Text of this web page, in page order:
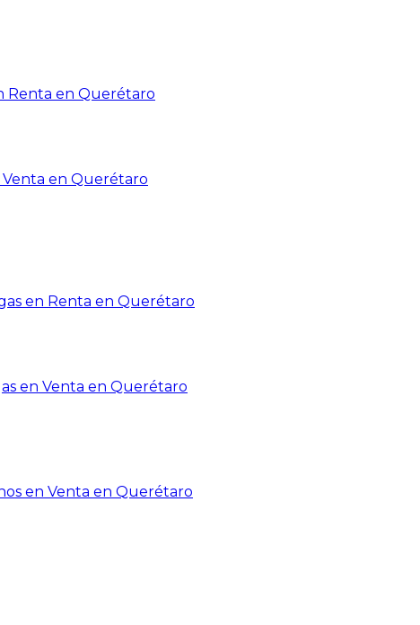
Renta en Querétaro
Venta en Querétaro
en Renta en Querétaro
en Venta en Querétaro
en Venta en Querétaro